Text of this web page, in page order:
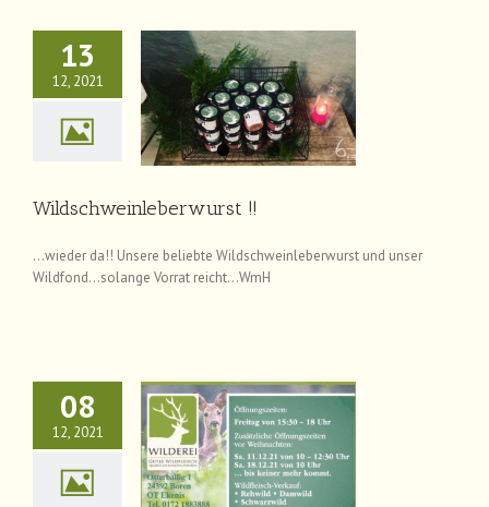
13
12, 2021
Wildschweinleberwurst !!
…wieder da!! Unsere beliebte Wildschweinleberwurst und unser
Wildfond…solange Vorrat reicht…WmH
08
12, 2021